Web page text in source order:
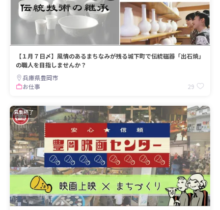
【１月７日〆】風情のあるまちなみが残る城下町で伝統磁器「出石焼」
の職人を目指しませんか？
兵庫県豊岡市
お仕事
29
募集終了